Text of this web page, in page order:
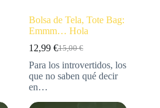
Bolsa de Tela, Tote Bag:
Emmm… Hola
15,00€
12,99 €
Para los introvertidos, los
que no saben qué decir
en…